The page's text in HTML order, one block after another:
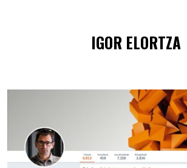
IGOR ELORTZA